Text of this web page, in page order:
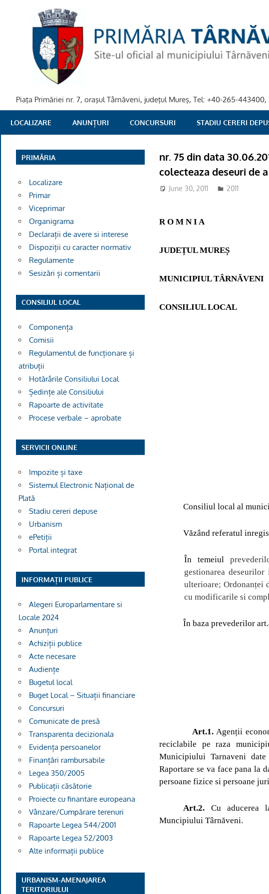
PRIMARIA
TARNAVENI
Piaţa Primăriei nr. 7, oraşul Târnăveni, judeţul Mureş, Tel: +40-265-
LOCALIZARE ANUNȚURI CONCURSURI STADIU CERERI
nr. 75 din data
colecteaza deseuri de
June 30, 2011 2011
R O M N I A
JUDEȚUL MUREȘ
MUNICIPIUL TÂRNĂVENI
CONSILIUL LOCAL
Consiliul local al
Văzândreferatul
În temeiul
gestionarea
ulterioare; Ordonanței
cu modificarile si
În baza prevederilor
Art.1. Agenții
reciclabile pe raza
Municipiului Tarnaveni
Raportare se va face pana la
persoane fizice si persoane
Art.2. Cu aducerea
Muncipiului Târnăveni.
PRIMĂRIA
Localizare
Primar
Viceprimar
Organigrama
Declarații de avere si interese
Dispoziții cu caracter normativ
Regulamente
Sesizări și comentarii
CONSILIUL LOCAL
Componența
Comisii
Regulamentul de funcționare și
atribuții
Hotărârile Consiliului Local
Ședințe ale Consiliului
Rapoarte de activitate
Procese verbale – aprobate
SERVICII ONLINE
Impozite și taxe
Sistemul Electronic Național de
Plată
Stadiu cereri depuse
Urbanism
ePetiții
Portal integrat
INFORMAȚII PUBLICE
Alegeri Europarlamentare si
Locale 2024
Anunțuri
Achiziții publice
Acte necesare
Audiențe
Bugetul local
Buget Local – Situații financiare
Concursuri
Comunicate de presă
Transparenta decizionala
Evidența persoanelor
Finanțări rambursabile
Legea 350/2005
Publicații căsătorie
Proiecte cu finantare europeana
Vânzare/Cumpărare terenuri
Rapoarte Legea 544/2001
Rapoarte Legea 52/2003
Alte informații publice
URBANISM-AMENAJAREA
TERITORIULUI